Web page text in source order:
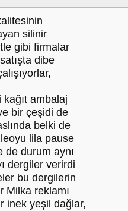
silinir
gibi firmalar
dibe
ambalaj
bir çeşidi de
belki de
lila pause
de durum aynı
dergiler verirdi
bu dergilerin
Milka reklamı
inek yeşil dağlar,